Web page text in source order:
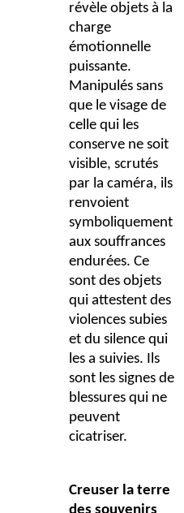
révèle objets à la
charge
émotionnelle
puissante.
Manipulés sans
que le visage de
celle qui les
conserve ne soit
visible, scrutés
par la caméra, ils
renvoient
symboliquement
aux souffrances
endurées. Ce
sont des objets
qui attestent des
violences subies
et du silence qui
les a suivies. Ils
sont les signes de
blessures qui ne
peuvent
cicatriser.
Creuser la terre